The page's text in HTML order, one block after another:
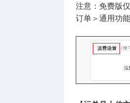
注意：免费版
订单＞通用功